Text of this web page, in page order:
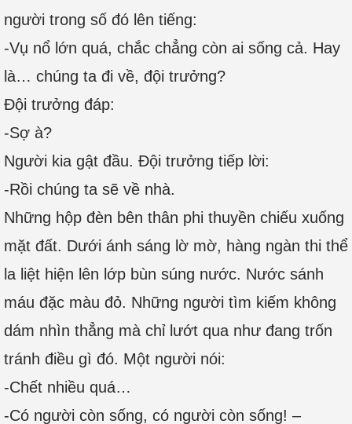
người trong số đó lên tiếng:
-Vụ nổ lớn quá, chắc chẳng còn ai sống cả. Hay
là… chúng ta đi về, đội trưởng?
Đội trưởng đáp:
-Sợ à?
Người kia gật đầu. Đội trưởng tiếp lời:
-Rồi chúng ta sẽ về nhà.
Những hộp đèn bên thân phi thuyền chiếu xuống
mặt đất. Dưới ánh sáng lờ mờ, hàng ngàn thi thể
la liệt hiện lên lớp bùn súng nước. Nước sánh
máu đặc màu đỏ. Những người tìm kiếm không
dám nhìn thẳng mà chỉ lướt qua như đang trốn
tránh điều gì đó. Một người nói:
-Chết nhiều quá…
-Có người còn sống, có người còn sống! –